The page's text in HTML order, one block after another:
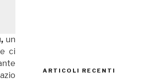
un
ci
ARTICOLI RECENTI